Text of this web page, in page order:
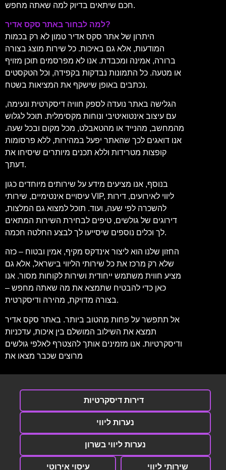
חכם שיתאים בדיוק למה שאתה מחפש.
למה לבחור באתר סקס אדיר?
היתרון של אתר סקס אדיר טמון לא רק בכמות
המודעות, אלא גם באיכות. כל שירות מוצג בצורה
ברורה, אמינה ומכבדת. אנו לא מפרסמים תוכן מזויף
או מטעה. כל התמונות נבדקות בקפידה, וכל הטקסטים
נכתבים באופן שישקף את המציאות בשטח.
הגלישה באתר נועדה לספק חוויה דיסקרטית ונעימה,
עם עיצוב אינטואיטיבי ונוחות מקסימלית. תוכל לגלוש
מהמחשב, מהנייד או מהטאבלט, מכל מקום ובכל שעה.
אנו דואגים לכך שהאתר יפעל במהירות, ללא פרסומות
קופצות מטרידות וללא תכנים מיותרים שיסיחו את
דעתך.
בנוסף, אנו מציעים מידע על שירותים מיוחדים כגון
עיסויים אינטימיים, שירותי VIP, ליווי לאירועים, דירות
להשכרה לפי שעה, ועוד. תוכל למצוא גם המלצות,
דירוגים של גולשים, טיפים לבחירת השירות המתאים
לך וכלים נוספים שיסייעו לך לבצע החלטה חכמה.
החזון שלנו הוא ליצור אינדקס מקיף, אמין ובטוח – כזה
שלא רק מרכז את כל שירותי הליווי בישראל, אלא גם
מציע חווית משתמש ייחודית ושירות לקוחות מסור. אנו
כאן כדי להבטיח שתמצא את מה שאתה מחפש –
בצורה מדויקת, מהירה ודיסקרטית.
אל תתפשר על פחות מהטוב ביותר. באתר סקס אדיר
תמצא את השילוב המושלם בין איכות, עדכניות
ודיסקרטיות. אנו מזמינים אותך להצטרף לאלפי גולשים
מרוצים שכבר מצאו את
דירות דיסקרטיות
נערות ליווי
נערות ליווי בשרון
עיסוי אירוטי שירותי ליווי